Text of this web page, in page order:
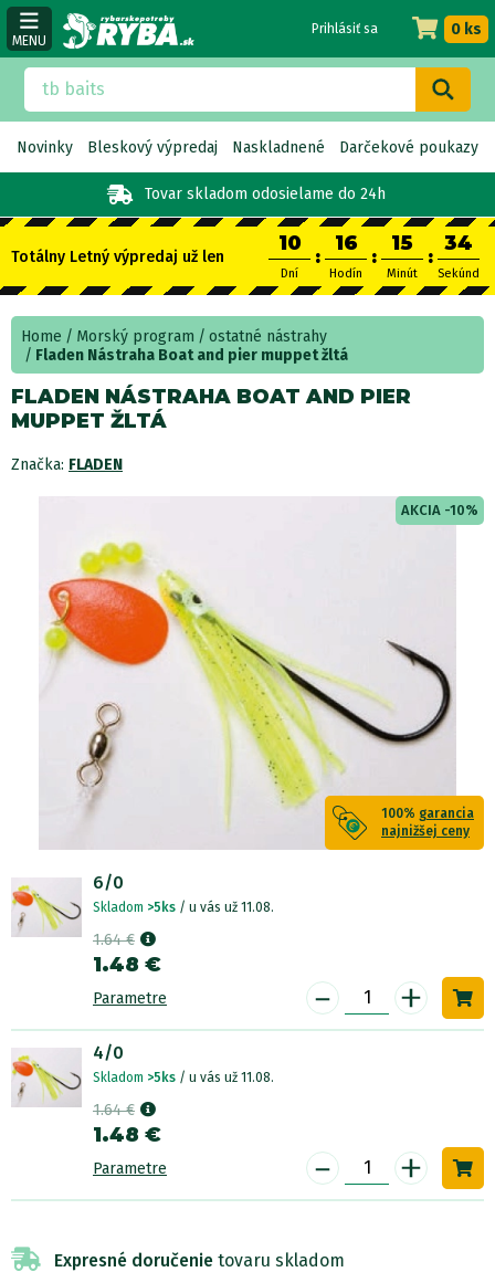
MENU
Tovar skladom odosielame do 24h
Prihlásiť sa 0 ks
Novinky Bleskový výpredaj Naskladnené Darčekové poukazy
Totálny Letný výpredaj už len
10
Dní
:
16
Hodín
:
15
Minút
:
33
Sekúnd
Home Morský program
ostatné nástrahy
Fladen Nástraha Boat and pier muppet žltá
FLADEN NÁSTRAHA BOAT AND PIER
MUPPET ŽLTÁ
Značka: FLADEN
AKCIA -10%
100% garancia
najnižšej ceny
6/0
Skladom >5ks / u vás už 11.08.
1.64 €
1.48 €
Parametre - +
4/0
Skladom >5ks / u vás už 11.08.
1.64 €
1.48 €
Parametre - +
Expresné doručenie tovaru skladom